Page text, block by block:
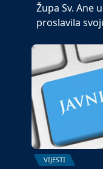
Župa Sv. Ane
proslavila
VIJESTI